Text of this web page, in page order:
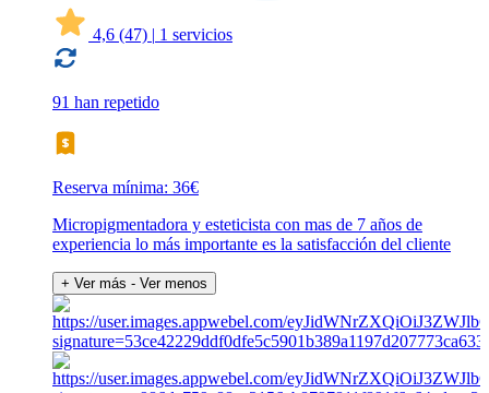
4,6 (47) | 1 servicios
91 han repetido
Reserva mínima: 36€
Micropigmentadora y esteticista con mas de 7 años de
experiencia lo más importante es la satisfacción del cliente
+ Ver más - Ver menos